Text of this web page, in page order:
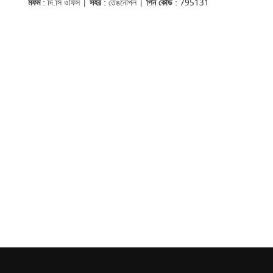
মফম: দি.সি ওফিস |সহর : তেঙনৌপল |পিন কোড: 795131